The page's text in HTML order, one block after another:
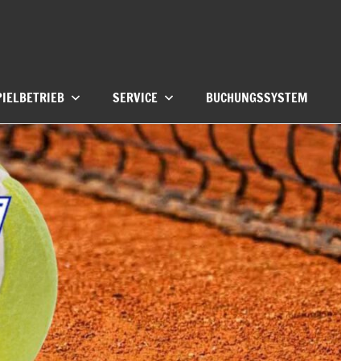
SERVICE BUCHUNGSSYSTEM